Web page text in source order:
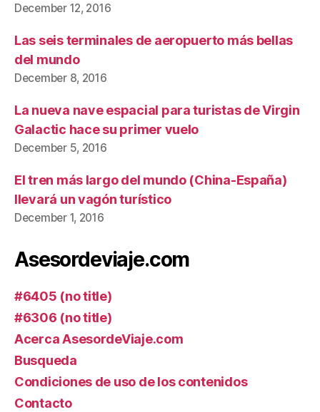
December 12, 2016
Las seis terminales de aeropuerto más bellas
del mundo
December 8, 2016
La nueva nave espacial para turistas de Virgin
Galactic hace su primer vuelo
December 5, 2016
El tren más largo del mundo (China-España)
llevará un vagón turístico
December 1, 2016
Asesordeviaje.com
#6405 (no title)
#6306 (no title)
Acerca AsesordeViaje.com
Busqueda
Condiciones de uso de los contenidos
Contacto